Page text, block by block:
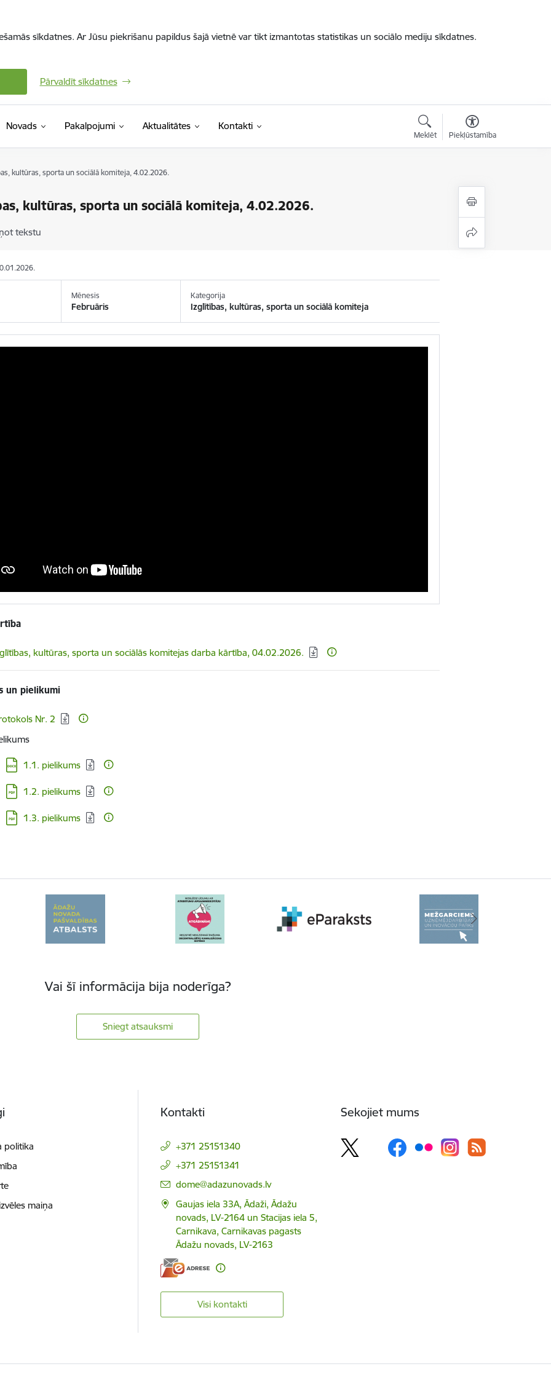
sīkdatnes. Ar Jūsu piekrišanu papildus šajā vietnē var tikt izmantotas statistikas un sociālo mediju sīkdatnes.
Pārvaldīt sīkdatnes
Novads Pakalpojumi Aktualitātes Kontakti
Meklēt Piekļūstamība
kultūras, sporta un sociālā komiteja, 4.02.2026.
kultūras, sporta un sociālā komiteja, 4.02.2026.
tekstu
Mēnesis
Februāris
Kategorija
Izglītības, kultūras, sporta un sociālā komiteja
kultūras, sporta un sociālās komitejas darba kārtība, 04.02.2026.
un pielikumi
Nr. 2
Lejupielādēt:
1.1. pielikums
Lejupielādēt:
1.2. pielikums
Lejupielādēt:
1.3. pielikums
Vai šī informācija bija noderīga?
Sniegt atsauksmi
politika
maiņa
Kontakti
+371 25151340
+371 25151341
E-pasts:
dome@adazunovads.lv
Gaujas iela 33A, Ādaži, Ādažu
novads, LV-2164 un Stacijas iela 5,
Carnikava, Carnikavas pagasts
Ādažu novads, LV-2163
Visi kontakti
Sekojiet mums